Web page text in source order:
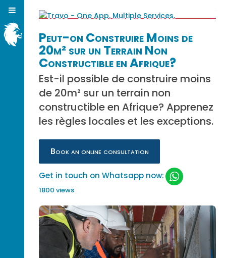
Peut-on Construire Moins de
20m² sur un Terrain Non
Constructible en Afrique?
Est-il possible de construire moins
de 20m² sur un terrain non
constructible en Afrique? Apprenez
les règles locales et les exceptions.
Book an online consultation
Get in touch on Whatsapp now:
1800 views